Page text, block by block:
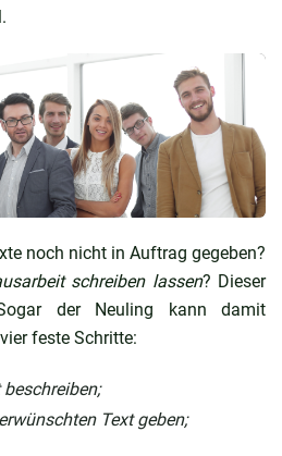
noch nicht in Auftrag gegeben?
schreiben lassen? Dieser
der Neuling kann damit
feste Schritte:
Text geben;